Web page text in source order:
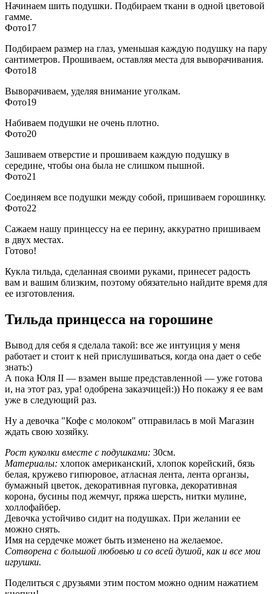
Начинаем шить подушки. Подбираем ткани в одной цветовой
гамме.
Фото17
Подбираем размер на глаз, уменьшая каждую подушку на пару
сантиметров. Прошиваем, оставляя места для выворачивания.
Фото18
Выворачиваем, уделяя внимание уголкам.
Фото19
Набиваем подушки не очень плотно.
Фото20
Зашиваем отверстие и прошиваем каждую подушку в
середине, чтобы она была не слишком пышной.
Фото21
Соединяем все подушки между собой, пришиваем горошинку.
Фото22
Сажаем нашу принцессу на ее перину, аккуратно пришиваем
в двух местах.
Готово!
Кукла тильда, сделанная своими руками, принесет радость
вам и вашим близким, поэтому обязательно найдите время для
ее изготовления.
Тильда принцесса на горошине
Вывод для себя я сделала такой: все же интуиция у меня
работает и стоит к ней прислушиваться, когда она дает о себе
знать:)
А пока Юля II — взамен выше представленной — уже готова
и, на этот раз, ура! одобрена заказчицей:)) Но покажу я ее вам
уже в следующий раз.
Ну а девочка "Кофе с молоком" отправилась в мой Магазин
ждать свою хозяйку.
Рост куколки вместе с подушками: 30см.
Материалы: хлопок американский, хлопок корейский, бязь
белая, кружево гипюровое, атласная лента, лента органзы,
бумажный цветок, декоративная пуговка, декоративная
корона, бусины под жемчуг, пряжа шерсть, нитки мулине,
холлофайбер.
Девочка устойчиво сидит на подушках. При желании ее
можно снять.
Имя на сердечке может быть изменено на желаемое.
Сотворена с большой любовью и со всей душой, как и все мои
игрушки.
Поделиться с друзьями этим постом можно одним нажатием